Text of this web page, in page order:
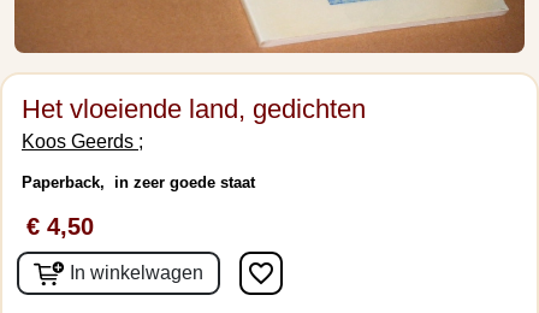
Het vloeiende land, gedichten
Koos Geerds ;
Paperback, in zeer goede staat
€ 4,50
In winkelwagen favorite_border